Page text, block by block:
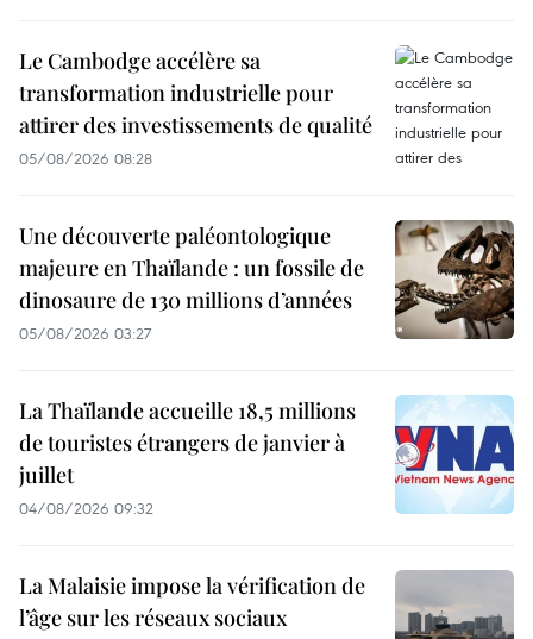
Le Cambodge accélère sa
transformation industrielle pour
attirer des investissements de qualité
05/08/2026 08:28
Une découverte paléontologique
majeure en Thaïlande : un fossile de
dinosaure de 130 millions d’années
05/08/2026 03:27
La Thaïlande accueille 18,5 millions
de touristes étrangers de janvier à
juillet
04/08/2026 09:32
La Malaisie impose la vérification de
l’âge sur les réseaux sociaux